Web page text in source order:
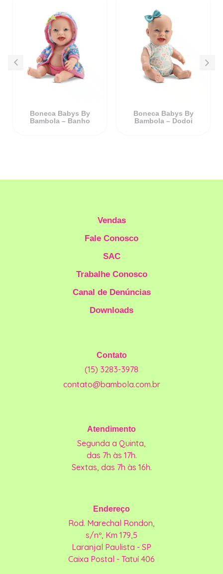
Boneca Babys By
Bambola – Banho
Boneca Babys By
Bambola – Dodoi
Vendas
Fale Conosco
SAC
Trabalhe Conosco
Canal de Denúncias
Downloads
Contato
(15) 3283-3978
contato@bambola.com.br
Atendimento
Segunda a Quinta,
das 7h às 17h.
Sextas, das 7h às 16h.
Endereço
Rod. Marechal Rondon,
s/nº, Km 179,5
Laranjal Paulista - SP
Caixa Postal - Tatuí 406